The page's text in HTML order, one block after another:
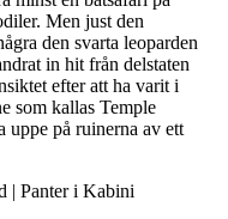
Men just den
den svarta leoparden
in hit från delstaten
efter att ha varit i
som kallas Temple
uppe på ruinerna av ett